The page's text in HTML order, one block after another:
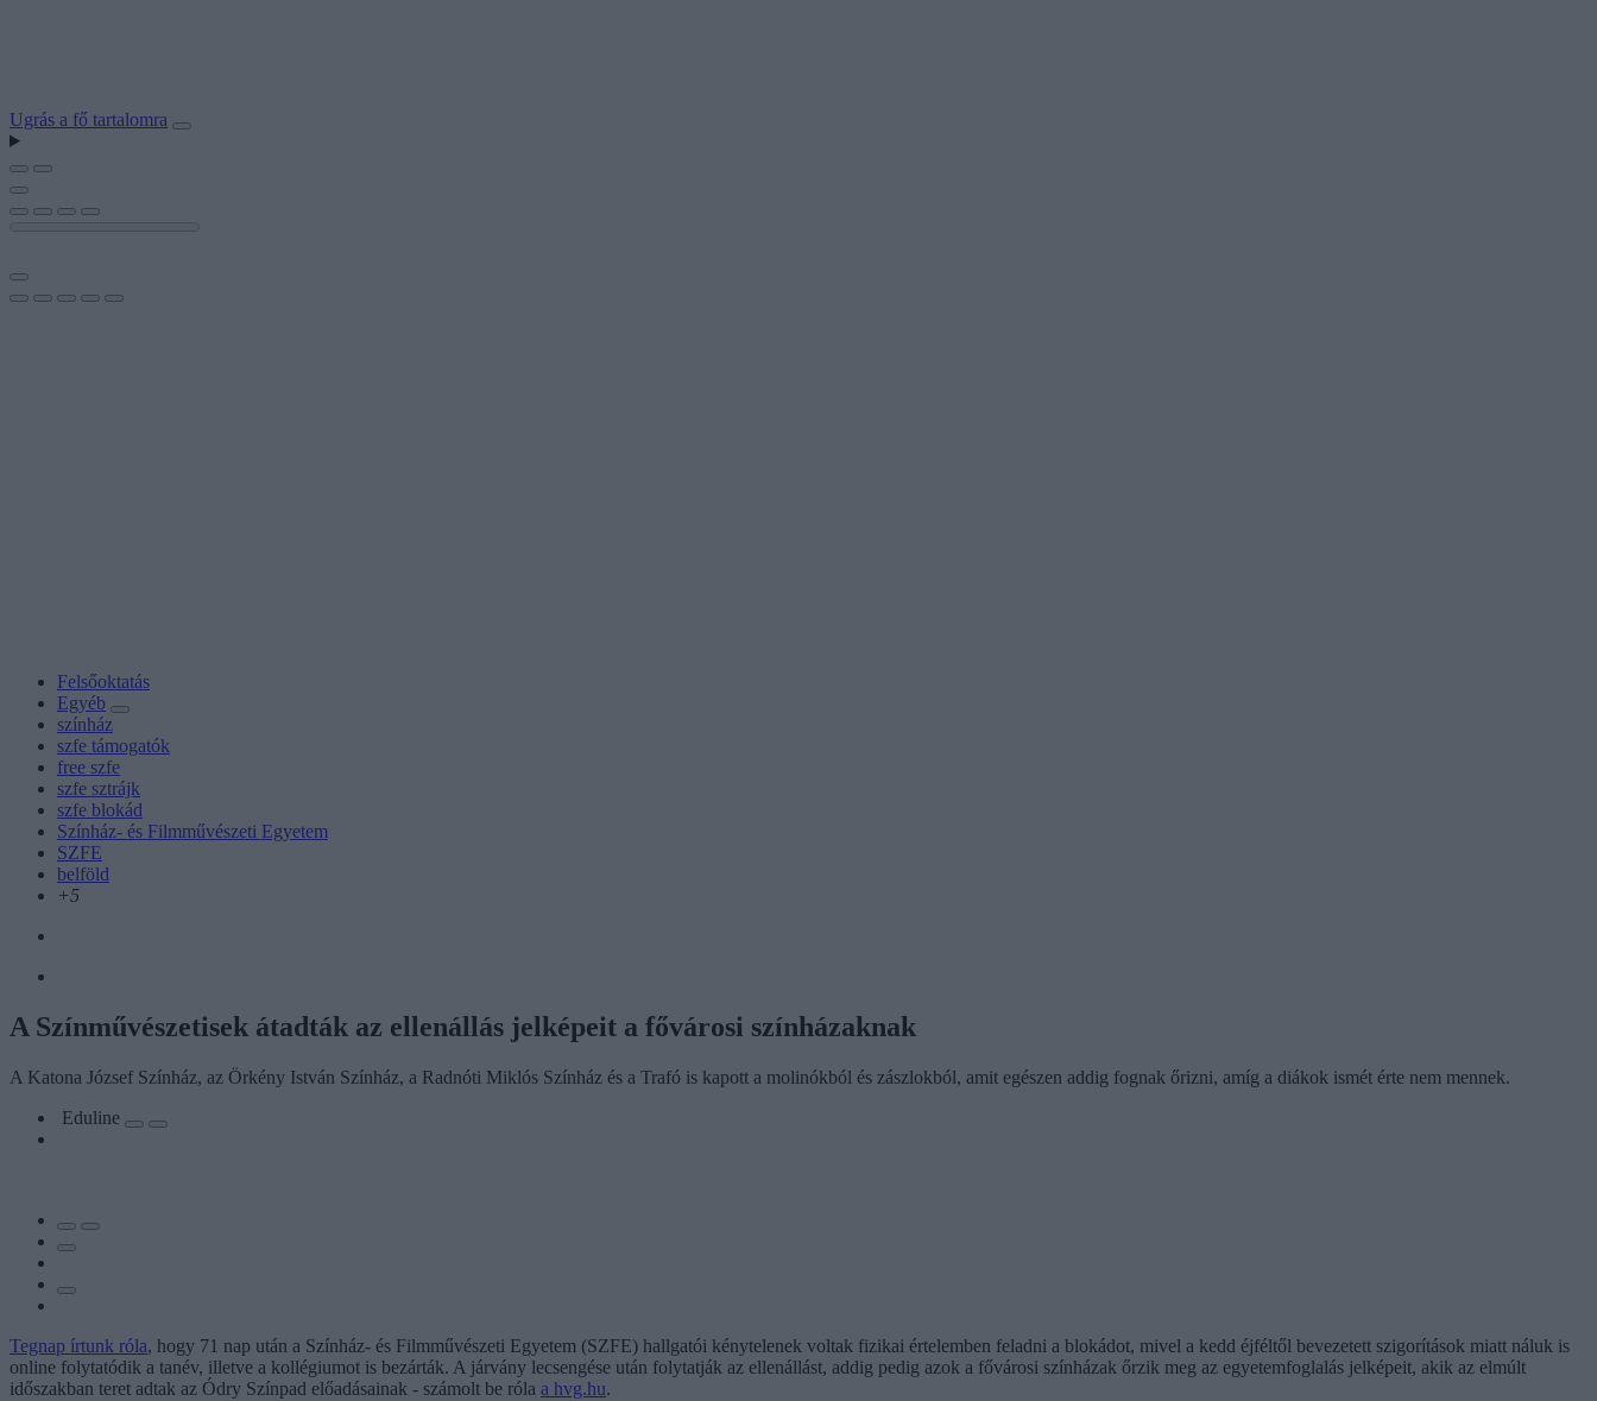
Ugrás a fő tartalomra
Felsőoktatás
Egyéb
színház
szfe támogatók
free szfe
szfe sztrájk
szfe blokád
Színház- és Filmművészeti Egyetem
SZFE
belföld
+5
A Színművészetisek átadták az ellenállás jelképeit a fővárosi színházaknak
A Katona József Színház, az Örkény István Színház, a Radnóti Miklós Színház és a Trafó is kapott a molinókból és zászlokból, amit egészen addig fognak őrizni, amíg a diákok ismét érte nem mennek.
Eduline
Tegnap írtunk róla, hogy 71 nap után a Színház- és Filmművészeti Egyetem (SZFE) hallgatói kénytelenek voltak fizikai értelemben feladni a blokádot, mivel a kedd éjféltől bevezetett szigorítások miatt náluk is
online folytatódik a tanév, illetve a kollégiumot is bezárták. A járvány lecsengése után folytatják az ellenállást, addig pedig azok a fővárosi színházak őrzik meg az egyetemfoglalás jelképeit, akik az elmúlt
időszakban teret adtak az Ódry Színpad előadásainak - számolt be róla a hvg.hu.